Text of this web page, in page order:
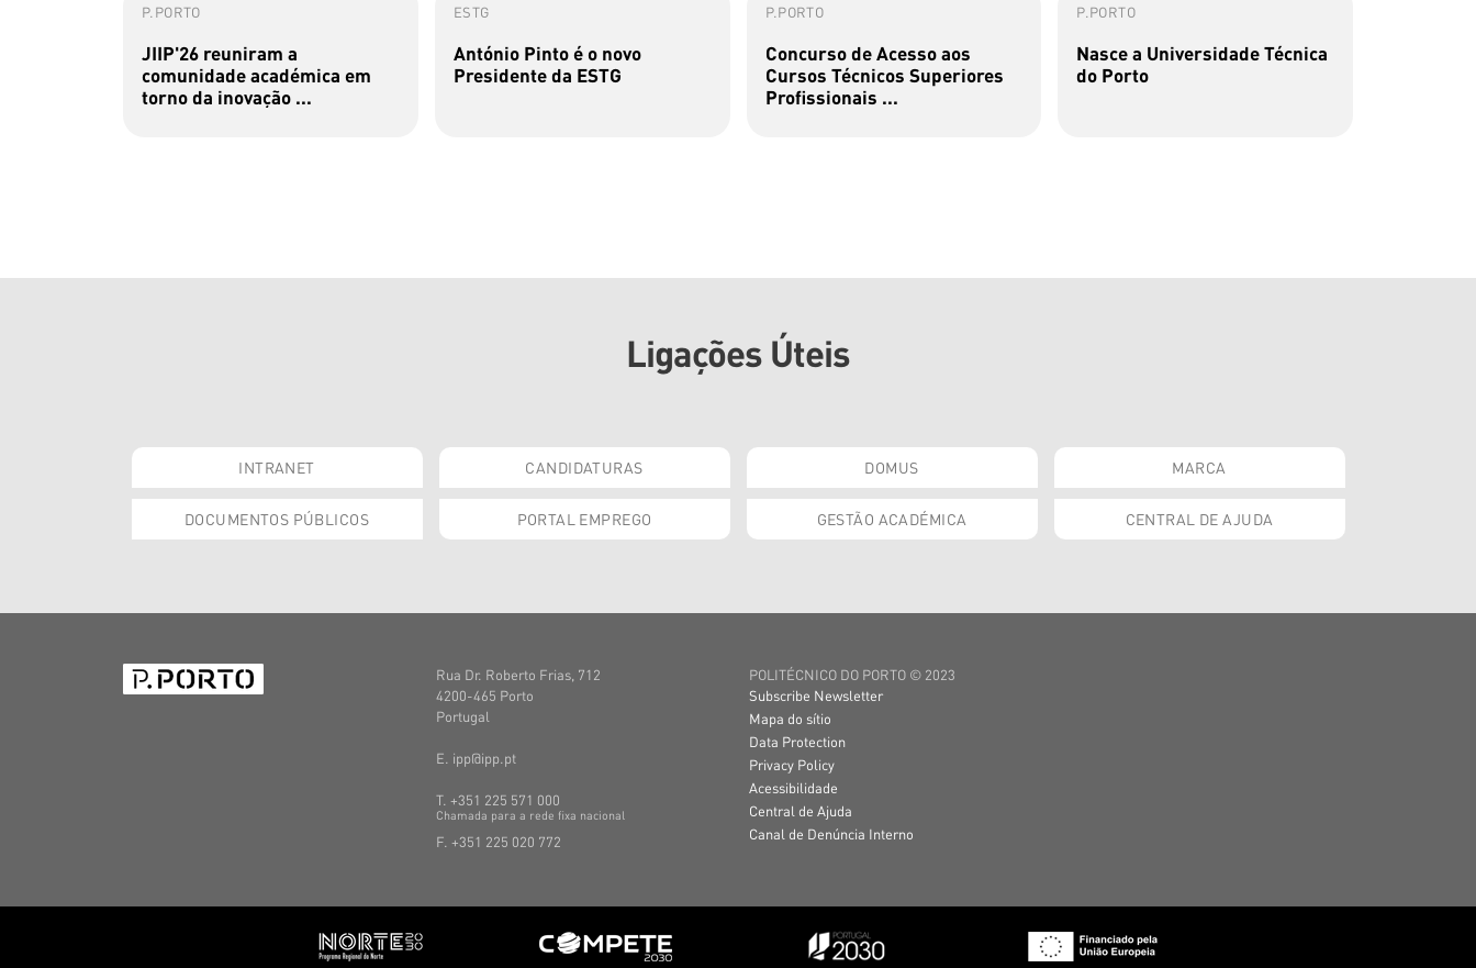
P.PORTO
JIIP'26 reuniram a
comunidade académica em
torno da inovação ...
ESTG
António Pinto é o novo
Presidente da ESTG
P.PORTO
Concurso de Acesso aos
Cursos Técnicos Superiores
Profissionais ...
P.PORTO
Nasce a Universidade Técnica
do Porto
Ligações Úteis
INTRANET CANDIDATURAS DOMUS MARCA
DOCUMENTOS PÚBLICOS PORTAL EMPREGO GESTÃO ACADÉMICA CENTRAL DE AJUDA
Rua Dr. Roberto Frias, 712
4200-465 Porto
Portugal
E. ipp@ipp.pt
T. +351 225 571 000
Chamada para a rede fixa nacional
F. +351 225 020 772
POLITÉCNICO DO PORTO © 2023
Subscribe Newsletter
Mapa do sítio
Data Protection
Privacy Policy
Acessibilidade
Central de Ajuda
Canal de Denúncia Interno